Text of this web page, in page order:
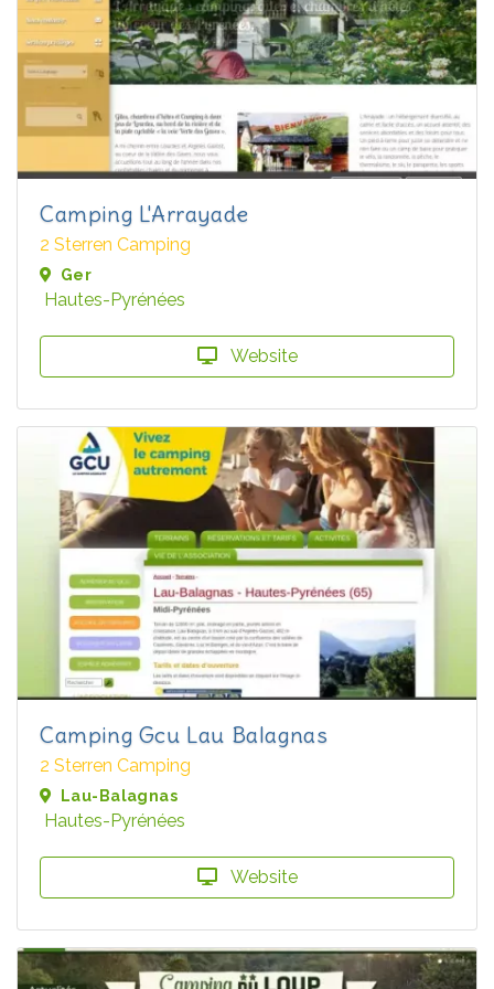
Camping L'Arrayade
2 Sterren Camping
Ger
Hautes-Pyrénées
Website
Camping Gcu Lau Balagnas
2 Sterren Camping
Lau-Balagnas
Hautes-Pyrénées
Website